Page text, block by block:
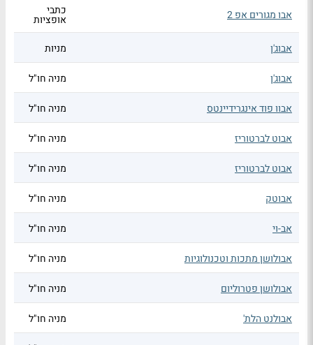
אבו מגורים אפ 2 כתבי
אופציות
אבוג'ן
מניות
אבוג'ן מניה חו"ל
אבוו פוד אינגרידיינטס מניה חו"ל
אבוט לברטוריז מניה חו"ל
אבוט לברטוריז מניה חו"ל
אבוטק מניה חו"ל
אב-וי מניה חו"ל
אבולושן מתכות וטכנולוגיות מניה חו"ל
אבולושן פטרוליום מניה חו"ל
אבולנט הלת' מניה חו"ל